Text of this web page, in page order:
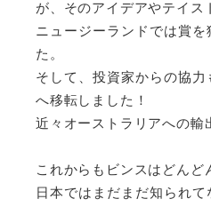
が、そのアイデアやテイス
ニュージーランドでは賞
た。
そして、投資家からの協
へ移転しました！
近々オーストラリアへの輸
これからもビンスはどんど
日本ではまだまだ知られ